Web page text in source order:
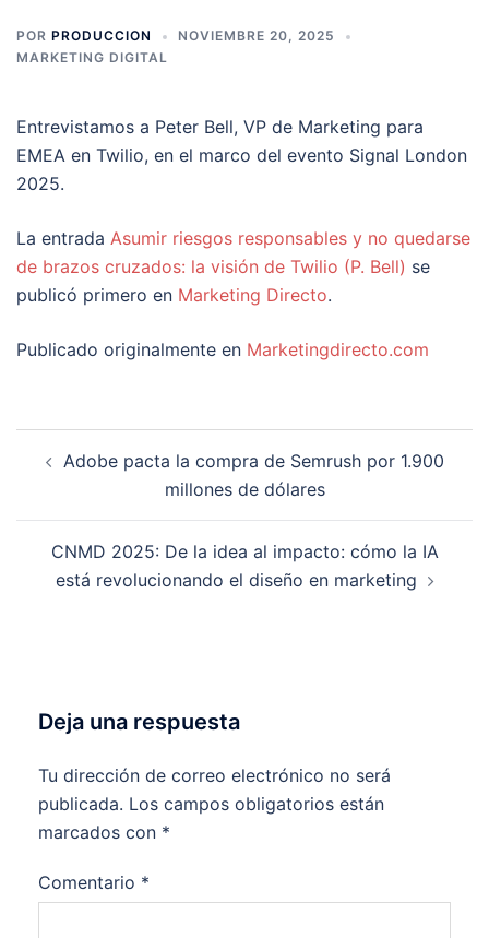
POR PRODUCCION
NOVIEMBRE 20, 2025
MARKETING DIGITAL
Entrevistamos a Peter Bell, VP de Marketing para
EMEA en Twilio, en el marco del evento Signal London
2025.
La entrada Asumir riesgos responsables y no quedarse
de brazos cruzados: la visión de Twilio (P. Bell) se
publicó primero en Marketing Directo.
Publicado originalmente en Marketingdirecto.com
de
Adobe pacta la compra de Semrush por 1.900
millones de dólares
CNMD 2025: De la idea al impacto: cómo la IA
está revolucionando el diseño en marketing
Deja una respuesta
Tu dirección de correo electrónico no será
publicada. Los campos obligatorios están
marcados con *
Comentario *